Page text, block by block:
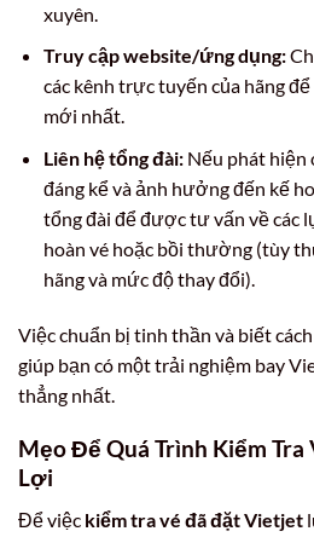
xuyên.
Truy cập website/ứng dụng:
các kênh trực tuyến của hãng
mới nhất.
Liên hệ tổng đài:Nếu phát hiện
đáng kể và ảnh hưởng đến kế
tổng đài để được tư vấn về các
hoàn vé hoặc bồi thường (tùy
hãng và mức độ thay đổi).
Việc chuẩn bị tinh thần và biết
giúp bạn có một trải nghiệm bay
thẳng nhất.
Mẹo Để Quá Trình Kiểm Tra
Lợi
Để việc kiểm tra vé đã đặt Vietjet